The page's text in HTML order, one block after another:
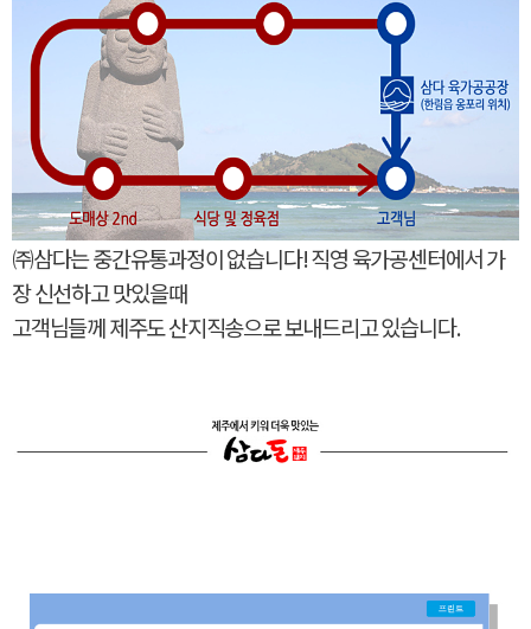
㈜삼다는 중간유통과정이 없습니다! 직영 육가공센터에서 가
장 신선하고 맛있을때
고객님들께 제주도 산지직송으로 보내드리고 있습니다.